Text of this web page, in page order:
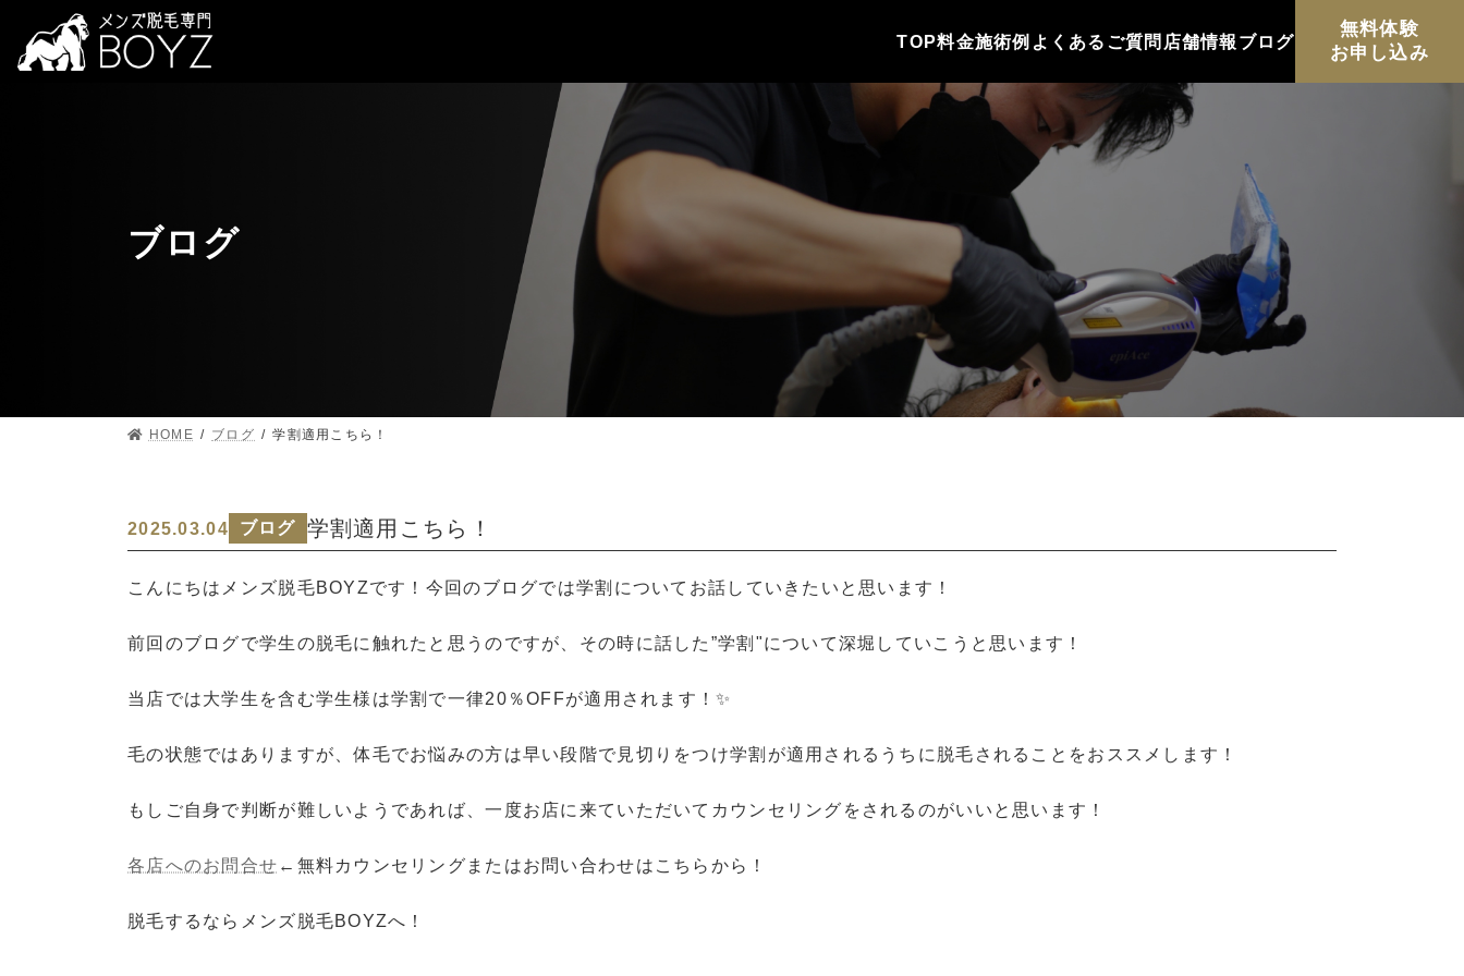
TOP料金施術例 よくあるご質問 店舗情報 ブログ
無料体験
お申し込み
ブログ
HOME ブログ 学割適用こちら！
2025.03.04 ブログ 学割適用こちら！
こんにちはメンズ脱毛BOYZです！今回のブログでは学割についてお話していきたいと思います！
前回のブログで学生の脱毛に触れたと思うのですが、その時に話した”学割"について深堀していこうと思います！
当店では大学生を含む学生様は学割で一律20％OFFが適用されます！✨
毛の状態ではありますが、体毛でお悩みの方は早い段階で見切りをつけ学割が適用されるうちに脱毛されることをおススメします！
もしご自身で判断が難しいようであれば、一度お店に来ていただいてカウンセリングをされるのがいいと思います！
各店へのお問合せ ←無料カウンセリングまたはお問い合わせはこちらから！
脱毛するならメンズ脱毛BOYZへ！